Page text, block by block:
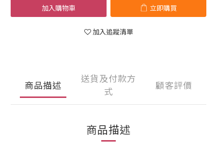
加入購物車 立即購買
加入追蹤清單
商品描述
送貨及付款方
式
顧客評價
商品描述